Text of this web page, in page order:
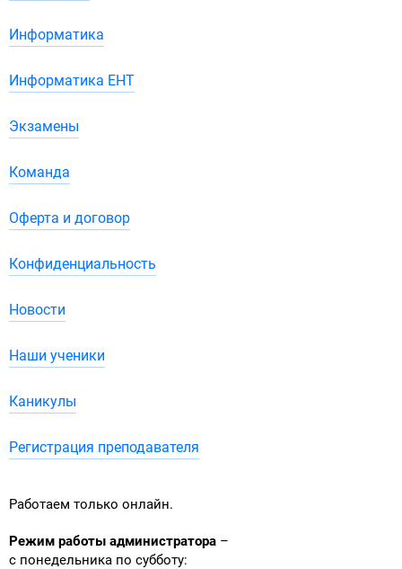
Информатика
Информатика ЕНТ
Экзамены
Команда
Оферта и договор
Конфиденциальность
Новости
Наши ученики
Каникулы
Регистрация преподавателя
Работаем только онлайн.
Режим работы администратора –
с понедельника по субботу: